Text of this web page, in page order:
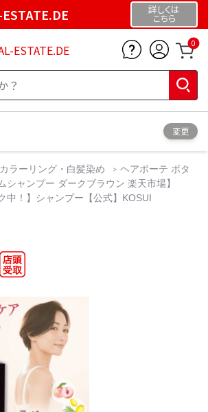
詳しくは
こちら
ESTATE.DE 0
変更
カラーリング・白髪染め
ヘアボーテ ボタ
シャンプー ダークブラウン 楽天市場】
中！】シャンプー【公式】KOSUI